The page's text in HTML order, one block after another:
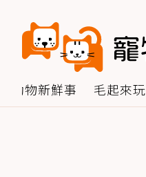
動物新鮮事 毛起來玩